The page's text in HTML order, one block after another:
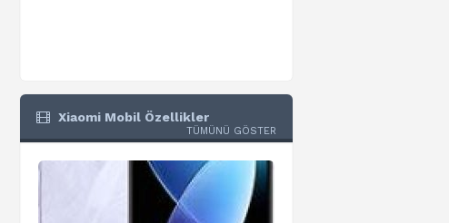
Xiaomi Mobil Özellikler
TÜMÜNÜ GÖSTER